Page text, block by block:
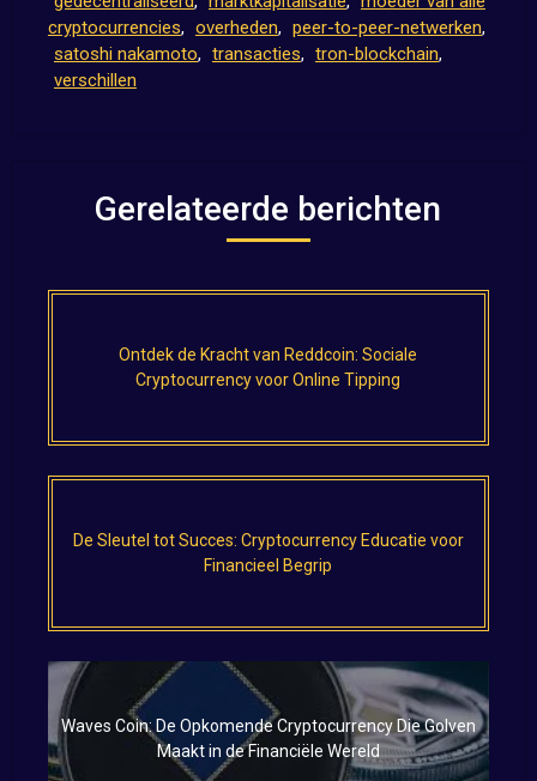
cryptocurrencies, overheden, peer-to-peer-netwerken,
satoshi nakamoto, transacties, tron-blockchain,
verschillen
Gerelateerde berichten
Ontdek de Kracht van Reddcoin: Sociale
Cryptocurrency voor Online Tipping
De Sleutel tot Succes: Cryptocurrency Educatie voor
Financieel Begrip
Waves Coin: De Opkomende Cryptocurrency Die Golven
Maakt in de Financiële Wereld